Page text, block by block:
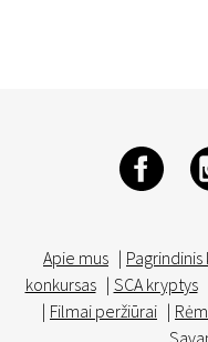
Apie mus | Pagrindinis
konkursas | SCA kryptys
| Filmai peržiūrai |